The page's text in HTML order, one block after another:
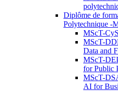
Diplôme de
Polytechnique -
MScT-
MScT-
Data and
MScT-
for Public
MScT-
AI for